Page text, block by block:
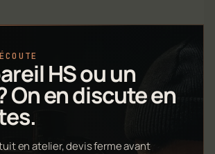
HS ou un
On en discute en
en atelier, devis ferme avant